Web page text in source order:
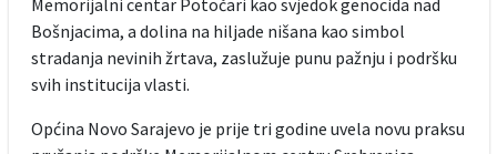
Memorijalni centar Potočari kao svjedok genocida nad
Bošnjacima, a dolina na hiljade nišana kao simbol
stradanja nevinih žrtava, zaslužuje punu pažnju i podršku
svih institucija vlasti.
Općina Novo Sarajevo je prije tri godine uvela novu praksu